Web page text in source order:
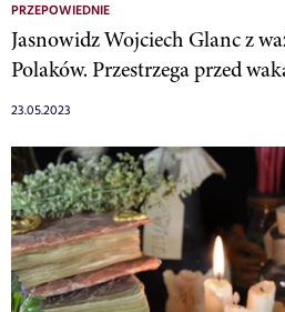
PRZEPOWIEDNIE
Jasnowidz Wojciech Glanc z
Polaków. Przestrzega przed
23.05.2023